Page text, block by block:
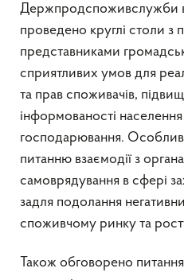
Держпродспоживслужби в
проведено круглі столи
представниками
сприятливих умов для
та прав споживачів,
інформованості населення
господарювання.
питанню взаємодії з
самоврядування в сфері
задля подолання
споживчому ринку та
Також обговорено питання